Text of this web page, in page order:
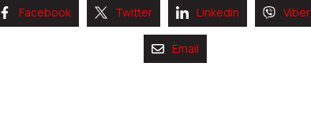
Facebook Twitter Linkedin Viber
Email